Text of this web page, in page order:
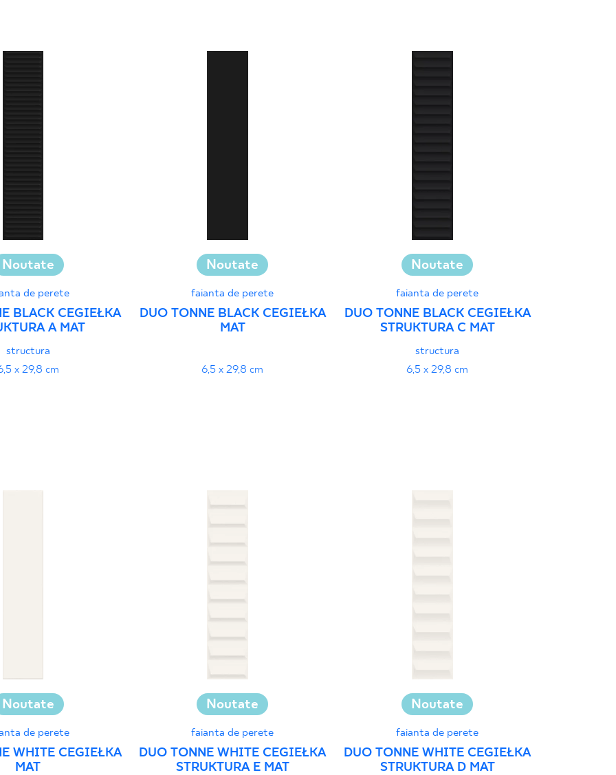
Noutate
de perete
BLACK CEGIEŁKA
A MAT
structura
x 29,8 cm
Noutate
faianta de perete
DUO TONNE BLACK CEGIEŁKA
MAT
6,5 x 29,8 cm
Noutate
faianta de perete
DUO TONNE BLACK CEGIEŁKA
STRUKTURA C MAT
structura
6,5 x 29,8 cm
Noutate
de perete
WHITE CEGIEŁKA
MAT
Noutate
faianta de perete
DUO TONNE WHITE CEGIEŁKA
STRUKTURA E MAT
Noutate
faianta de perete
DUO TONNE WHITE CEGIEŁKA
STRUKTURA D MAT